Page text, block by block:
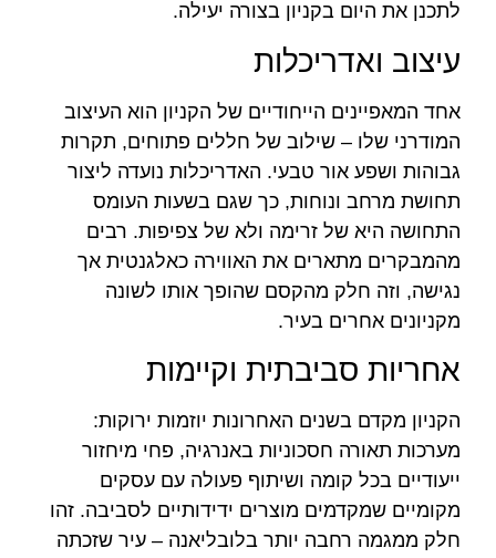
לתכנן את היום בקניון בצורה יעילה.
עיצוב ואדריכלות
אחד המאפיינים הייחודיים של הקניון הוא העיצוב
המודרני שלו – שילוב של חללים פתוחים, תקרות
גבוהות ושפע אור טבעי. האדריכלות נועדה ליצור
תחושת מרחב ונוחות, כך שגם בשעות העומס
התחושה היא של זרימה ולא של צפיפות. רבים
מהמבקרים מתארים את האווירה כאלגנטית אך
נגישה, וזה חלק מהקסם שהופך אותו לשונה
מקניונים אחרים בעיר.
אחריות סביבתית וקיימות
הקניון מקדם בשנים האחרונות יוזמות ירוקות:
מערכות תאורה חסכוניות באנרגיה, פחי מיחזור
ייעודיים בכל קומה ושיתוף פעולה עם עסקים
מקומיים שמקדמים מוצרים ידידותיים לסביבה. זהו
חלק ממגמה רחבה יותר בלובליאנה – עיר שזכתה